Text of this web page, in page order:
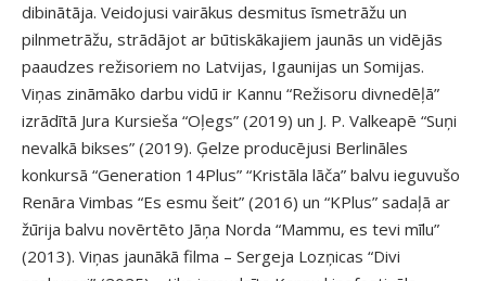
dibinātāja. Veidojusi vairākus desmitus īsmetrāžu un
pilnmetrāžu, strādājot ar būtiskākajiem jaunās un vidējās
paaudzes režisoriem no Latvijas, Igaunijas un Somijas.
Viņas zināmāko darbu vidū ir Kannu “Režisoru divnedēļā”
izrādītā Jura Kursieša “Oļegs” (2019) un J. P. Valkeapē “Suņi
nevalkā bikses” (2019). Ģelze producējusi Berlināles
konkursā “Generation 14Plus” “Kristāla lāča” balvu ieguvušo
Renāra Vimbas “Es esmu šeit” (2016) un “KPlus” sadaļā ar
žūrija balvu novērtēto Jāņa Norda “Mammu, es tevi mīlu”
(2013). Viņas jaunākā filma – Sergeja Lozņicas “Divi